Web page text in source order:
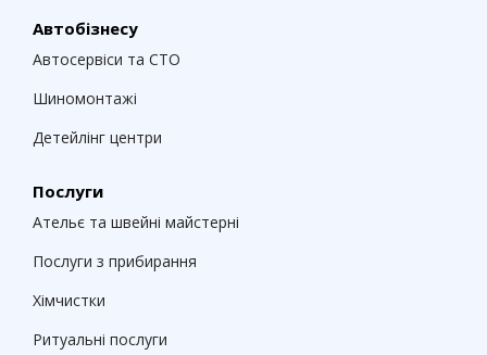
Автобізнесу
Автосервіси та СТО
Шиномонтажі
Детейлінг центри
Послуги
Ательє та швейні майстерні
Послуги з прибирання
Хімчистки
Ритуальні послуги